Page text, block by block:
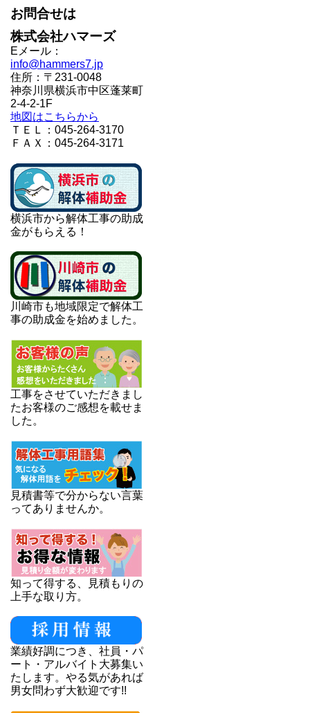
お問合せは
株式会社ハマーズ
Eメール：
info@hammers7.jp
住所：〒231-0048
神奈川県横浜市中区蓬莱町
2-4-2-1F
地図はこちらから
ＴＥＬ：045-264-3170
ＦＡＸ：045-264-3171
横浜市から解体工事の助成
金がもらえる！
川崎市も地域限定で解体工
事の助成金を始めました。
工事をさせていただきまし
たお客様のご感想を載せま
した。
見積書等で分からない言葉
ってありませんか。
知って得する、見積もりの
上手な取り方。
業績好調につき、社員・パ
ート・アルバイト大募集い
たします。やる気があれば
男女問わず大歓迎です!!